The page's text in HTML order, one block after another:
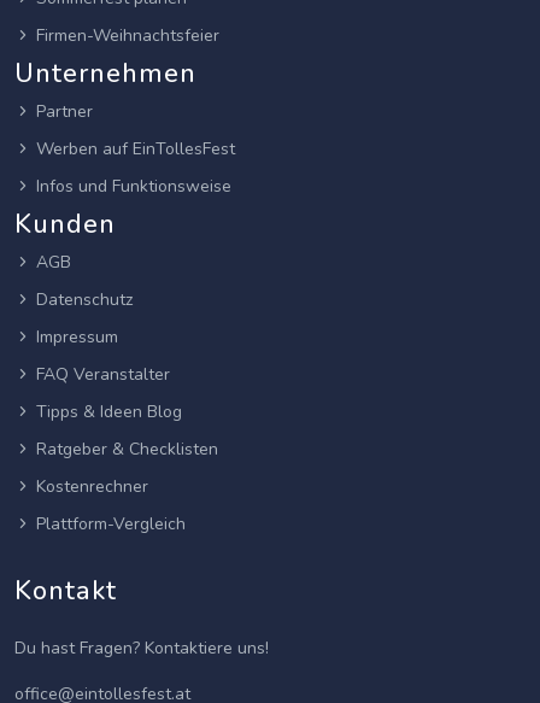
Firmen-Weihnachtsfeier
Unternehmen
Partner
Werben auf EinTollesFest
Infos und Funktionsweise
Kunden
AGB
Datenschutz
Impressum
FAQ Veranstalter
Tipps & Ideen Blog
Ratgeber & Checklisten
Kostenrechner
Plattform-Vergleich
Kontakt
Du hast Fragen? Kontaktiere uns!
office@eintollesfest.at